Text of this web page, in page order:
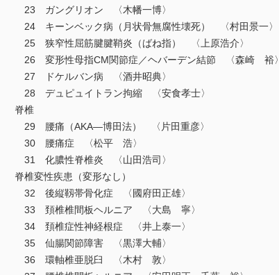
23 ガングリオン 〈木幡一博〉
24 キーンベック病（月状骨無腐性壊死） 〈村田景一〉
25 狭窄性屈筋腱腱鞘炎（ばね指） 〈上原浩介〉
26 変形性母指CM関節症／ヘバーデン結節 〈森崎 裕〉
27 ドケルバン病 〈酒井昭典〉
28 デュピュイトラン拘縮 〈安食孝士〉
脊椎
29 腰痛（AKA—博田法） 〈片田重彦〉
30 腰痛症 〈松平 浩〉
31 化膿性脊椎炎 〈山田浩司〉
脊椎変性疾患（変形なし）
32 後縦靱帯骨化症 〈國府田正雄〉
33 頚椎椎間板ヘルニア 〈大島 寧〉
34 頚椎症性神経根症 〈井上泰一〉
35 仙腸関節障害 〈黒澤大輔〉
36 環軸椎亜脱臼 〈木村 敦〉